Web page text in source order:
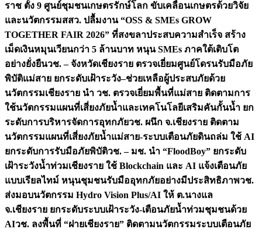
ราช ตั้ง 9 ศูนย์ชุมชนเกษตรรักษ์โลก ขับเคลื่อนเกษตรด้วยวิจัย
และนวัตกรรมสสว. ปลื้มงาน “OSS & SMEs GROW
TOGETHER FAIR 2026” ที่สงขลาประสบความสำเร็จ สร้าง
เม็ดเงินหมุนเวียนกว่า 5 ล้านบาท หนุน SMEs ภาคใต้เติบโต
อย่างยั่งยืนวช. – จังหวัดเชียงราย ตรวจเยี่ยมศูนย์โดรนรับมือภัย
พิบัติแม่สาย ยกระดับเฝ้าระวัง–ช่วยเหลือผู้ประสบภัยด้วย
นวัตกรรมเชียงราย นำ วช. ตรวจเยี่ยมพื้นที่แม่สาย ติดตามการ
ใช้นวัตกรรมแผนที่เสี่ยงภัยน้ำและเทคโนโลยีเสริมคันกั้นน้ำ ยก
ระดับการบริหารจัดการอุทกภัยวช. ผนึก จ.เชียงราย ติดตาม
นวัตกรรมแผนที่เสี่ยงภัยน้ำแม่สาย-ระบบเตือนภัยดินถล่ม ใช้ AI
ยกระดับการรับมือภัยพิบัติวช. – มช. นำ “FloodBoy” ยกระดับ
เฝ้าระวังน้ำท่วมเชียงราย ใช้ Blockchain และ AI แจ้งเตือนภัย
แบบเรียลไทม์ หนุนชุมชนรับมืออุทกภัยอย่างมีประสิทธิภาพวช.
ส่งมอบนวัตกรรม Hydro Vision Plus/AI ให้ ต.นางแล
จ.เชียงราย ยกระดับระบบเฝ้าระวัง-เตือนภัยน้ำท่วมชุมชนด้วย
AIวช. ลงพื้นที่ “ฝายเชียงราย” ติดตามนวัตกรรมระบบเตือนภัย